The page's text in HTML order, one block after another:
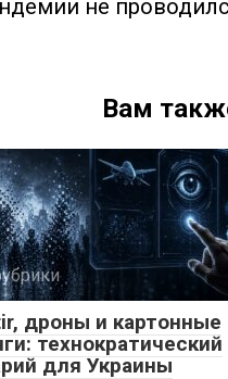
не
Вам
дроны и картонные
технократический
для Украины